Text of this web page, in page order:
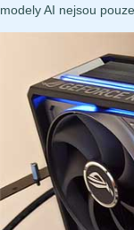
modely AI nejsou